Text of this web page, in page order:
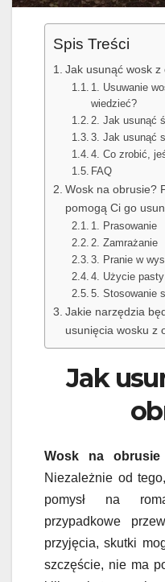
Spis Treści
Jak usunąć wosk z
1. Usuwanie
wiedzieć?
2. Jak usunąć
3. Jak usunąć
4. Co zrobić,
FAQ
Wosk na obrusie?
pomogą Ci go
1. Prasowanie
2. Zamrażanie
3. Pranie w
4. Użycie
5. Stosowanie
Jakie narzędzia
usunięcia wosku z
Jak
Wosk na obrusie
Niezależnie od
pomysł na
przypadkowe
przyjęcia, skutki
szczęście, nie ma